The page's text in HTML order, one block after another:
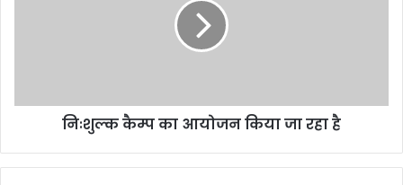
निःशुल्क कैम्प का आयोजन किया जा रहा है